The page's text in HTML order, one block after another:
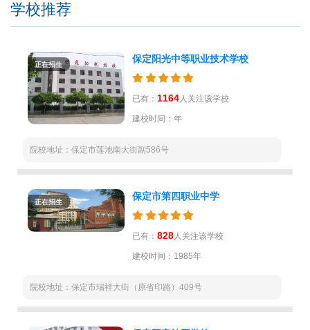
学校推荐
正在招生
保定阳光中等职业技术学校
已有： 1164人关注该学校
建校时间：年
院校地址：保定市莲池南大街副586号
正在招生
保定市第四职业中学
已有： 828人关注该学校
建校时间：1985年
院校地址：保定市瑞祥大街（原省印路）409号